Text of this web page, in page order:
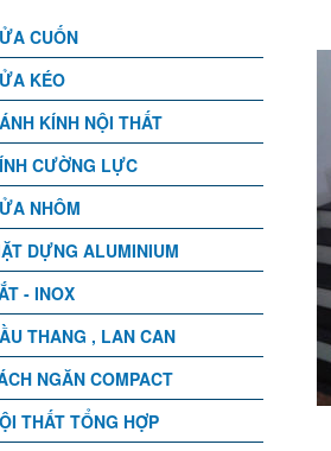
CUỐN
KÉO
KÍNH NỘI THẤT
CƯỜNG LỰC
NHÔM
DỰNG ALUMINIUM
- INOX
THANG , LAN CAN
NGĂN COMPACT
THẤT TỔNG HỢP